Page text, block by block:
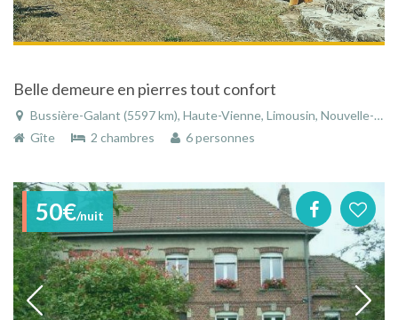
Belle demeure en pierres tout confort
Bussière-Galant (5597 km), Haute-Vienne, Limousin, Nouvelle-Aquitaine, France
Gîte
2 chambres 6 personnes
50€/nuit